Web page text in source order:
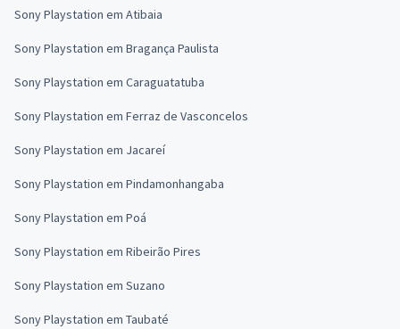
Sony Playstation em Atibaia
Sony Playstation em Bragança Paulista
Sony Playstation em Caraguatatuba
Sony Playstation em Ferraz de Vasconcelos
Sony Playstation em Jacareí
Sony Playstation em Pindamonhangaba
Sony Playstation em Poá
Sony Playstation em Ribeirão Pires
Sony Playstation em Suzano
Sony Playstation em Taubaté